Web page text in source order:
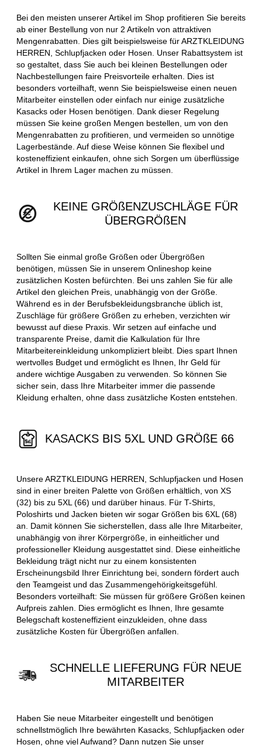
Bei den meisten unserer Artikel im Shop profitieren Sie bereits
ab einer Bestellung von nur 2 Artikeln von attraktiven
Mengenrabatten. Dies gilt beispielsweise für ARZTKLEIDUNG
HERREN, Schlupfjacken oder Hosen. Unser Rabattsystem ist
so gestaltet, dass Sie auch bei kleinen Bestellungen oder
Nachbestellungen faire Preisvorteile erhalten. Dies ist
besonders vorteilhaft, wenn Sie beispielsweise einen neuen
Mitarbeiter einstellen oder einfach nur einige zusätzliche
Kasacks oder Hosen benötigen. Dank dieser Regelung
müssen Sie keine großen Mengen bestellen, um von den
Mengenrabatten zu profitieren, und vermeiden so unnötige
Lagerbestände. Auf diese Weise können Sie flexibel und
kosteneffizient einkaufen, ohne sich Sorgen um überflüssige
Artikel in Ihrem Lager machen zu müssen.
KEINE GRÖßENZUSCHLÄGE FÜR
ÜBERGRÖßEN
Sollten Sie einmal große Größen oder Übergrößen
benötigen, müssen Sie in unserem Onlineshop keine
zusätzlichen Kosten befürchten. Bei uns zahlen Sie für alle
Artikel den gleichen Preis, unabhängig von der Größe.
Während es in der Berufsbekleidungsbranche üblich ist,
Zuschläge für größere Größen zu erheben, verzichten wir
bewusst auf diese Praxis. Wir setzen auf einfache und
transparente Preise, damit die Kalkulation für Ihre
Mitarbeitereinkleidung unkompliziert bleibt. Dies spart Ihnen
wertvolles Budget und ermöglicht es Ihnen, Ihr Geld für
andere wichtige Ausgaben zu verwenden. So können Sie
sicher sein, dass Ihre Mitarbeiter immer die passende
Kleidung erhalten, ohne dass zusätzliche Kosten entstehen.
KASACKS BIS 5XL UND GRÖßE 66
Unsere ARZTKLEIDUNG HERREN, Schlupfjacken und Hosen
sind in einer breiten Palette von Größen erhältlich, von XS
(32) bis zu 5XL (66) und darüber hinaus. Für T-Shirts,
Poloshirts und Jacken bieten wir sogar Größen bis 6XL (68)
an. Damit können Sie sicherstellen, dass alle Ihre Mitarbeiter,
unabhängig von ihrer Körpergröße, in einheitlicher und
professioneller Kleidung ausgestattet sind. Diese einheitliche
Bekleidung trägt nicht nur zu einem konsistenten
Erscheinungsbild Ihrer Einrichtung bei, sondern fördert auch
den Teamgeist und das Zusammengehörigkeitsgefühl.
Besonders vorteilhaft: Sie müssen für größere Größen keinen
Aufpreis zahlen. Dies ermöglicht es Ihnen, Ihre gesamte
Belegschaft kosteneffizient einzukleiden, ohne dass
zusätzliche Kosten für Übergrößen anfallen.
SCHNELLE LIEFERUNG FÜR NEUE
MITARBEITER
Haben Sie neue Mitarbeiter eingestellt und benötigen
schnellstmöglich Ihre bewährten Kasacks, Schlupfjacken oder
Hosen, ohne viel Aufwand? Dann nutzen Sie unser